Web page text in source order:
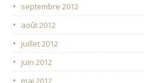
septembre 2012
août 2012
juillet 2012
juin 2012
mai 2012